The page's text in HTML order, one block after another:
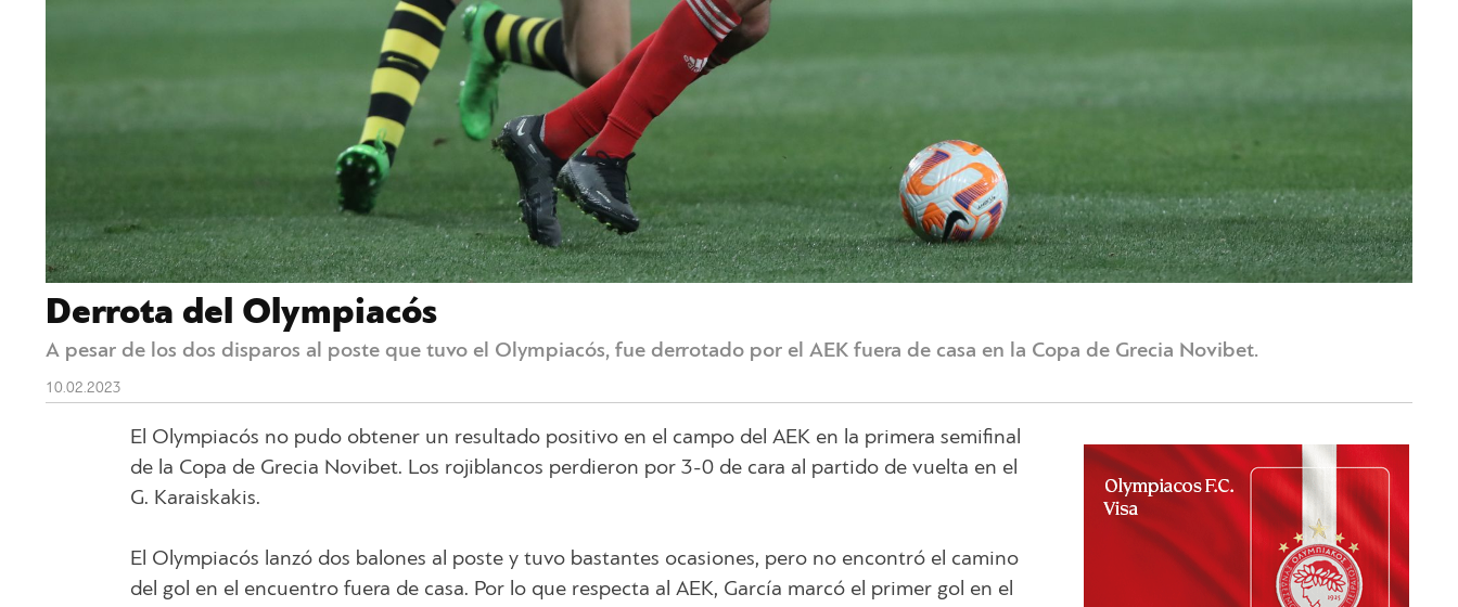
Derrota del Olympiacós
A pesar de los dos disparos al poste que tuvo el Olympiacós, fue derrotado por el AEK fuera de casa en la Copa de Grecia Novibet.
10.02.2023
El Olympiacós no pudo obtener un resultado positivo en el campo del AEK en la primera semifinal
de la Copa de Grecia Novibet. Los rojiblancos perdieron por 3-0 de cara al partido de vuelta en el
G. Karaiskakis.
El Olympiacós lanzó dos balones al poste y tuvo bastantes ocasiones, pero no encontró el camino
del gol en el encuentro fuera de casa. Por lo que respecta al AEK, García marcó el primer gol en el